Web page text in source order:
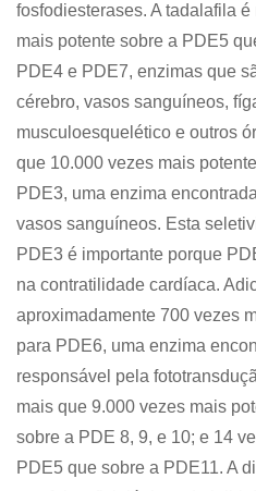
fosfodiesterases. A tadalafila
mais potente sobre a PDE5
PDE4 e PDE7, enzimas que
cérebro, vasos sanguíneos,
musculoesquelético e outros
que 10.000 vezes mais
PDE3, uma enzima
vasos sanguíneos. Esta
PDE3 é importante porque
na contratilidade cardíaca.
aproximadamente 700 vezes
para PDE6, uma enzima
responsável pela
mais que 9.000 vezes mais
sobre a PDE 8, 9, e 10; e 14
PDE5 que sobre a PDE11. A